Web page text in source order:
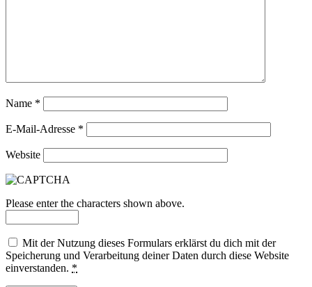
Name *
E-Mail-Adresse *
Website
Please enter the characters shown above.
Mit der Nutzung dieses Formulars erklärst du dich mit der
Speicherung und Verarbeitung deiner Daten durch diese Website
einverstanden. *